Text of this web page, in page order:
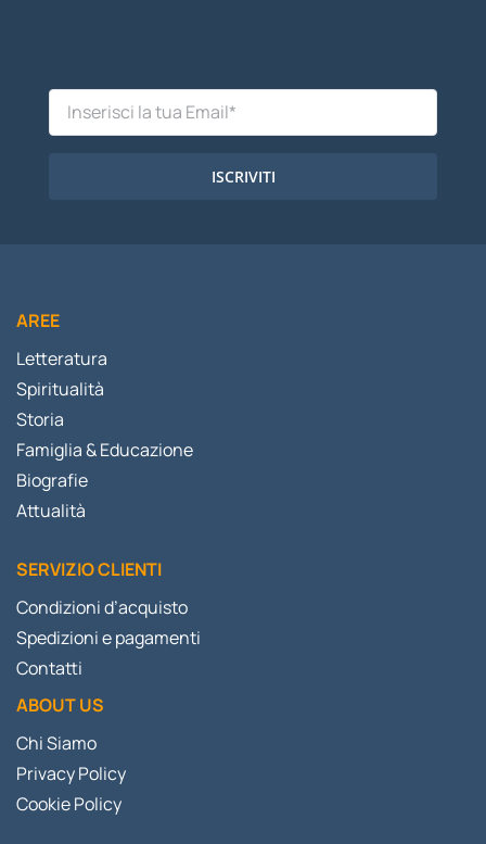
ISCRIVITI
AREE
Letteratura
Spiritualità
Storia
Famiglia & Educazione
Biografie
Attualità
SERVIZIO CLIENTI
Condizioni d’acquisto
Spedizioni e pagamenti
Contatti
ABOUT US
Chi Siamo
Privacy Policy
Cookie Policy